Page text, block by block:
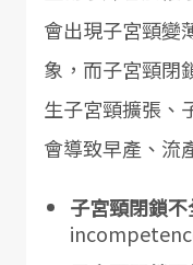
會出現子宮頸變
象，而子宮頸閉
生子宮頸擴張、
會導致早產、流
子宮頸閉鎖不